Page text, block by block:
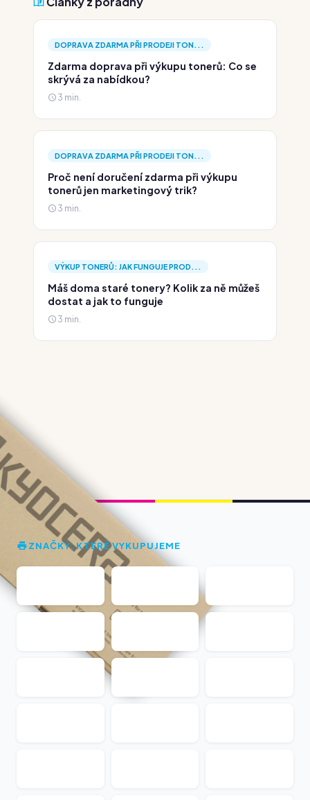
DOPRAVA ZDARMA PŘI PRODEJI TON...
Zdarma doprava při výkupu tonerů: Co se
skrývá za nabídkou?
3 min.
DOPRAVA ZDARMA PŘI PRODEJI TON...
Proč není doručení zdarma při výkupu
tonerů jen marketingový trik?
3 min.
VÝKUP TONERŮ: JAK FUNGUJE PROD...
Máš doma staré tonery? Kolik za ně můžeš
dostat a jak to funguje
3 min.
ZNAČKY, KTERÉ VYKUPUJEME